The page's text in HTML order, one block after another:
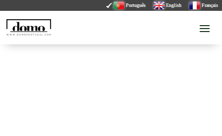
Português English Français